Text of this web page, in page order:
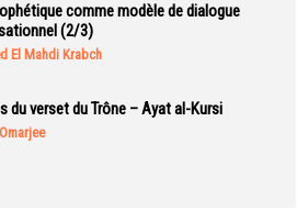
comme modèle de dialogue
(2/3)
El Mahdi Krabch
du verset du Trône – Ayat al-Kursi